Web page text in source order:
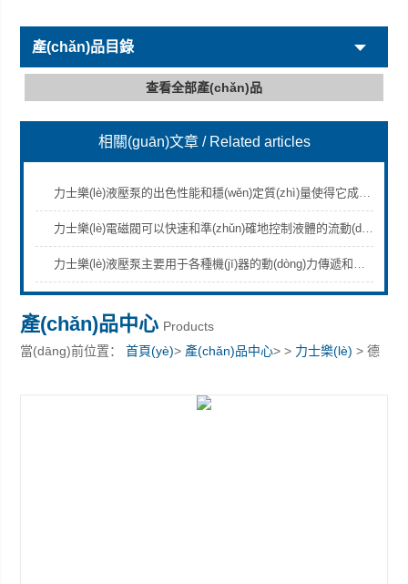
上海康驛實(shí)業(yè)有限公司
產(chǎn)品目錄
查看全部產(chǎn)品
相關(guān)文章 / Related articles
力士樂(lè)液壓泵的出色性能和穩(wěn)定質(zhì)量使得它成為各行各業(yè)的選擇
力士樂(lè)電磁閥可以快速和準(zhǔn)確地控制液體的流動(dòng)和壓力
力士樂(lè)液壓泵主要用于各種機(jī)器的動(dòng)力傳遞和控制
產(chǎn)品中心 Products
當(dāng)前位置：首頁(yè)> 產(chǎn)品中心> > 力士樂(lè) > 德